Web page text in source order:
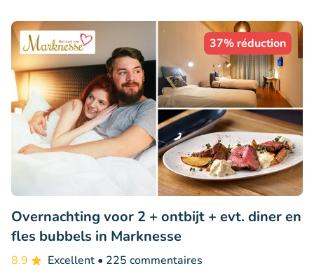
37% réduction
Overnachting voor 2 + ontbijt + evt. diner en
fles bubbels in Marknesse
8.9 Excellent • 225 commentaires